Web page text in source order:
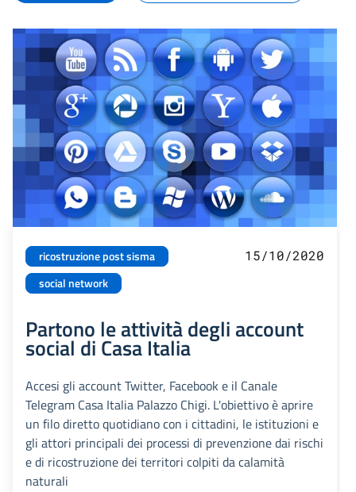
ricostruzione post sisma
social network
15/10/2020
Partono le attività degli account
social di Casa Italia
Accesi gli account Twitter, Facebook e il Canale
Telegram Casa Italia Palazzo Chigi. L'obiettivo è aprire
un filo diretto quotidiano con i cittadini, le istituzioni e
gli attori principali dei processi di prevenzione dai rischi
e di ricostruzione dei territori colpiti da calamità
naturali